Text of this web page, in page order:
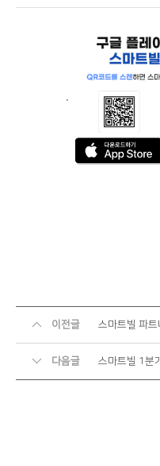
이전글 스마트빌 파
다음글